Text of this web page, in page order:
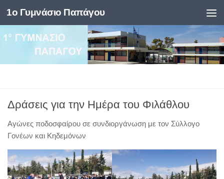
Skip to content
1ο Γυμνάσιο Παπάγου
Δράσεις για την Ημέρα του Φιλάθλου
Αγώνες ποδοσφαίρου σε συνδιοργάνωση με τον Σύλλογο
Γονέων και Κηδεμόνων